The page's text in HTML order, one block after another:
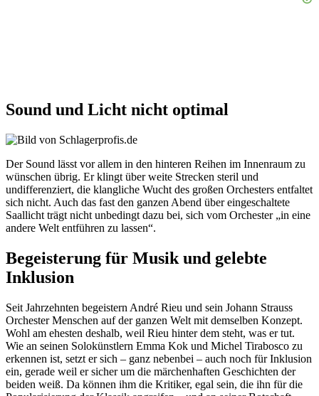
Sound und Licht nicht optimal
Der Sound lässt vor allem in den hinteren Reihen im Innenraum zu
wünschen übrig. Er klingt über weite Strecken steril und
undifferenziert, die klangliche Wucht des großen Orchesters entfaltet
sich nicht. Auch das fast den ganzen Abend über eingeschaltete
Saallicht trägt nicht unbedingt dazu bei, sich vom Orchester „in eine
andere Welt entführen zu lassen“.
Begeisterung für Musik und gelebte
Inklusion
Seit Jahrzehnten begeistern André Rieu und sein Johann Strauss
Orchester Menschen auf der ganzen Welt mit demselben Konzept.
Wohl am ehesten deshalb, weil Rieu hinter dem steht, was er tut.
Wie an seinen Solokünstlern Emma Kok und Michel Tirabosco zu
erkennen ist, setzt er sich – ganz nebenbei – auch noch für Inklusion
ein, gerade weil er sicher um die märchenhaften Geschichten der
beiden weiß. Da können ihm die Kritiker, egal sein, die ihn für die